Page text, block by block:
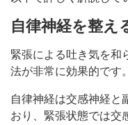
自律神経を整え
緊張による吐き気を和
法が非常に効果的です。
自律神経は交感神経と
おり、緊張状態では交